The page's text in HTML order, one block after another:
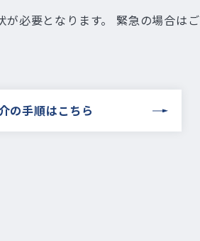
必要となります。 緊急の場合はご
の⼿順はこちら